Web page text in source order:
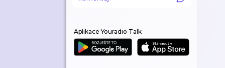
Aplikace Youradio Talk